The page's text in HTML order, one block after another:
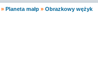
» Planeta małp » Obrazkowy wężyk